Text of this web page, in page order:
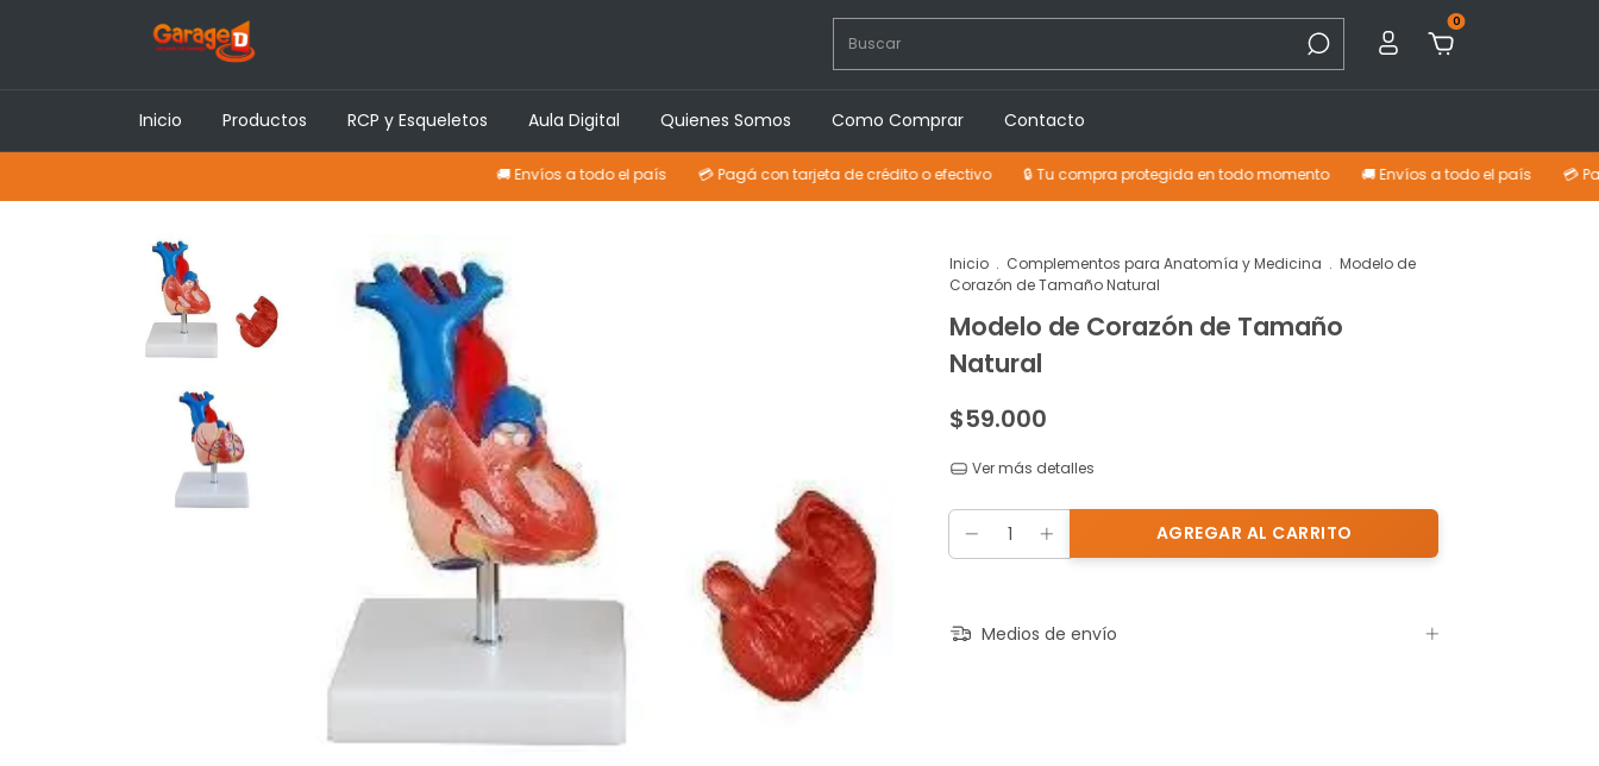
0
Inicio Productos RCP y Esqueletos Aula Digital Quienes Somos Como Comprar Contacto
🚚 Envíos a todo el país 💳 Pagá con tarjeta de crédito o efectivo 🔒 Tu compra protegida en todo momento 🚚 Envíos a todo el país 💳 Pagá con
Inicio . Complementos para Anatomía y Medicina . Modelo de
Corazón de Tamaño Natural
Modelo de Corazón de Tamaño
Natural
$59.000
Ver más detalles
Medios de envío